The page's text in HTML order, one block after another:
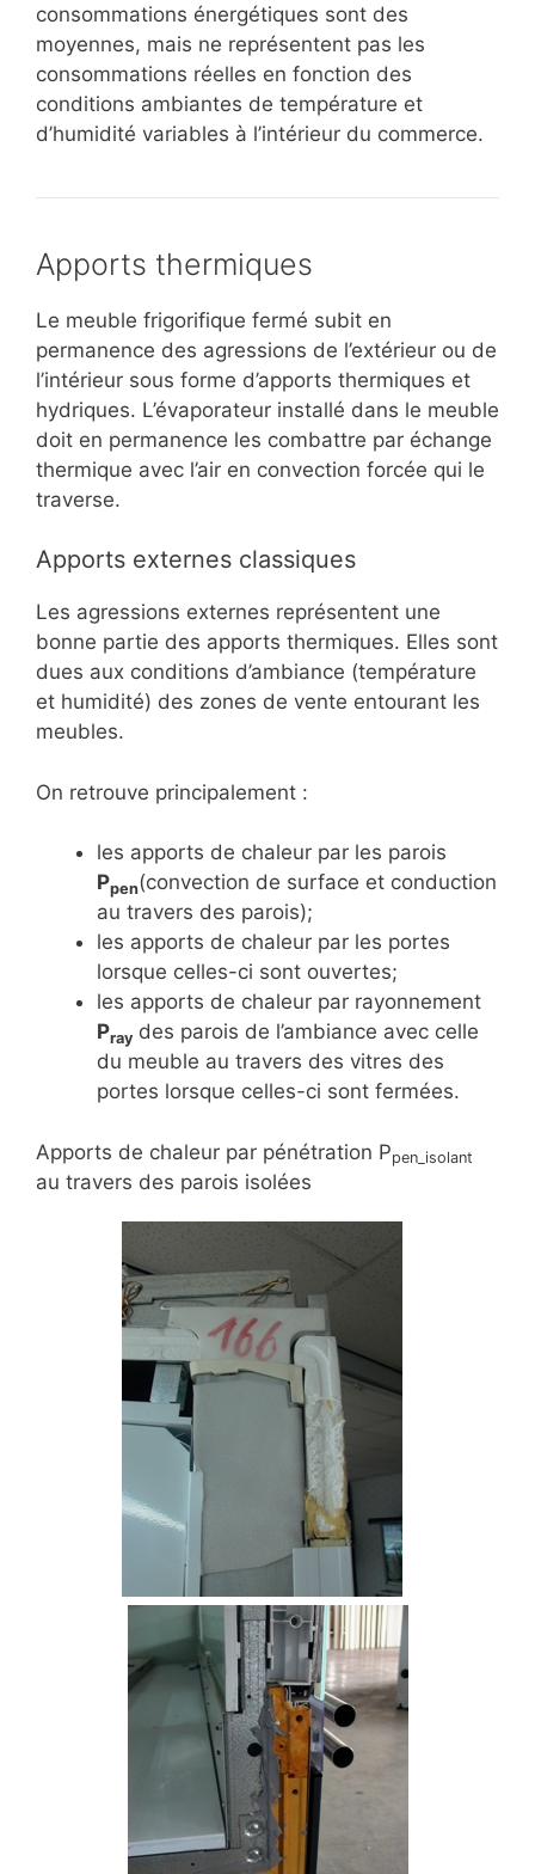
consommations énergétiques sont des
moyennes, mais ne représentent pas les
consommations réelles en fonction des
conditions ambiantes de température et
d’humidité variables à l’intérieur du commerce.
Apports thermiques
Le meuble frigorifique fermé subit en
permanence des agressions de l’extérieur ou de
l’intérieur sous forme d’apports thermiques et
hydriques. L’évaporateur installé dans le meuble
doit en permanence les combattre par échange
thermique avec l’air en convection forcée qui le
traverse.
Apports externes classiques
Les agressions externes représentent une
bonne partie des apports thermiques. Elles sont
dues aux conditions d’ambiance (température
et humidité) des zones de vente entourant les
meubles.
On retrouve principalement :
les apports de chaleur par les parois
Ppen(convection de surface et conduction
au travers des parois);
les apports de chaleur par les portes
lorsque celles-ci sont ouvertes;
les apports de chaleur par rayonnement
Pray des parois de l’ambiance avec celle
du meuble au travers des vitres des
portes lorsque celles-ci sont fermées.
Apports de chaleur par pénétration Ppen_isolant
au travers des parois isolées